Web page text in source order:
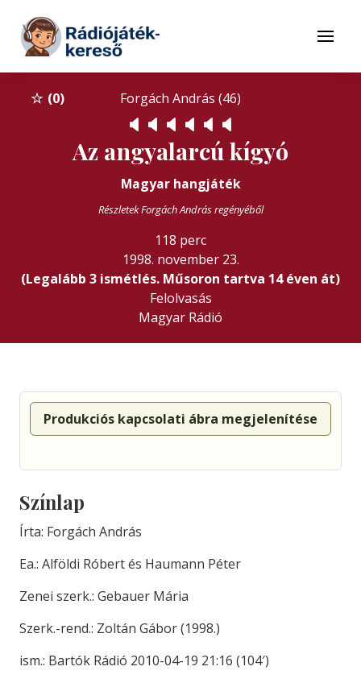
Tovább a tartalomhoz
Menü
0 Forgách András (46)
🔈 🔈 🔈 🔈 🔈 🔈
Az angyalarcú kígyó
Magyar hangjáték
Részletek Forgách András regényéből
118 perc
1998. november 23.
(Legalább 3 ismétlés. Műsoron tartva 14 éven át)
Felolvasás
Magyar Rádió
Produkciós kapcsolati ábra megjelenítése
Színlap
Írta: Forgách András
Ea.: Alföldi Róbert és Haumann Péter
Zenei szerk.: Gebauer Mária
Szerk.-rend.: Zoltán Gábor (1998.)
ism.: Bartók Rádió 2010-04-19 21:16 (104′)